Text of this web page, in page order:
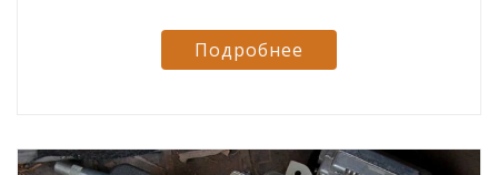
Подробнее